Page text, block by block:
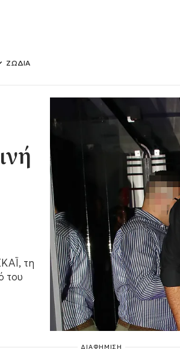
ΖΩΔΙΑ
τη
του
ΔΙΑΦΗΜΙΣΗ